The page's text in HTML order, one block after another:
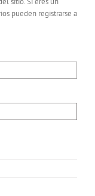
pueden registrarse a